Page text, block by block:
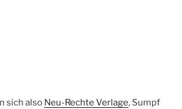
sich also Neu-Rechte Verlage, Sumpf